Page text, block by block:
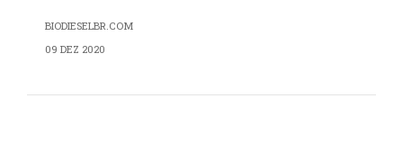
BIODIESELBR.COM
09 DEZ 2020